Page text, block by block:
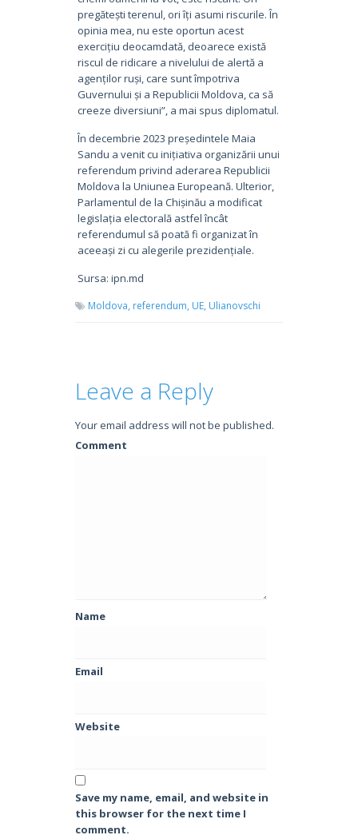
pregătești terenul, ori îți asumi riscurile. În
opinia mea, nu este oportun acest
exercițiu deocamdată, deoarece există
riscul de ridicare a nivelului de alertă a
agenților ruși, care sunt împotriva
Guvernului și a Republicii Moldova, ca să
creeze diversiuni”, a mai spus diplomatul.
În decembrie 2023 președintele Maia
Sandu a venit cu inițiativa organizării unui
referendum privind aderarea Republicii
Moldova la Uniunea Europeană. Ulterior,
Parlamentul de la Chișinău a modificat
legislația electorală astfel încât
referendumul să poată fi organizat în
aceeași zi cu alegerile prezidențiale.
Sursa: ipn.md
Moldova, referendum, UE, Ulianovschi
Leave a Reply
Your email address will not be published.
Comment
Name
Email
Website
Save my name, email, and website in
this browser for the next time I
comment.